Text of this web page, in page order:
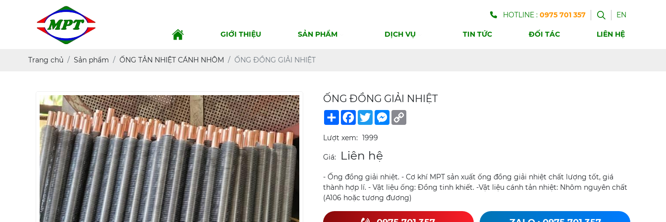
HOTLINE : 0975 701 357 EN
GIỚI THIỆU SẢN PHẨM DỊCH VỤ TIN TỨC ĐỐI TÁC LIÊN HỆ
Trang chủ Sản phẩm ỐNG TẢN NHIỆT CÁNH NHÔM ỐNG ĐỒNG GIẢI NHIỆT
ỐNG ĐỒNG GIẢI NHIỆT
ShareFacebook
TwitterMessenger
Lượt xem: 1999
Giá: Liên hệ
- Ống đồng giải nhiệt. - Cơ khí MPT sản xuất ống đồng giải nhiệt chất lượng tốt, giá
thành hợp lí. - Vật liệu ống: Đồng tinh khiết. -Vật liệu cánh tản nhiệt: Nhôm nguyên chất
(A106 hoặc tương đương)